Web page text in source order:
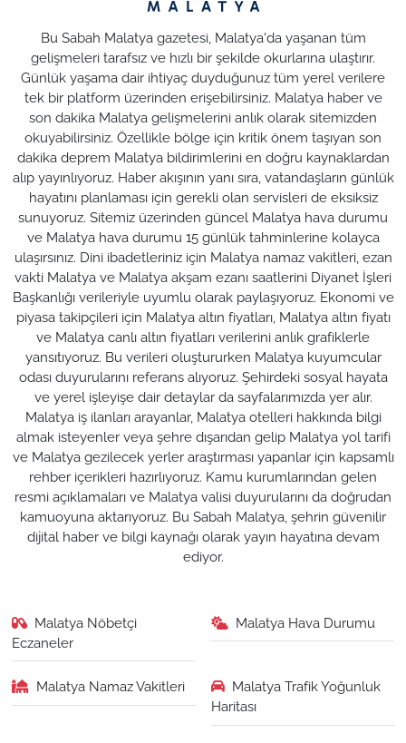
Bu Sabah Malatya gazetesi, Malatya'da yaşanan tüm
gelişmeleri tarafsız ve hızlı bir şekilde okurlarına ulaştırır.
Günlük yaşama dair ihtiyaç duyduğunuz tüm yerel verilere
tek bir platform üzerinden erişebilirsiniz. Malatya haber ve
son dakika Malatya gelişmelerini anlık olarak sitemizden
okuyabilirsiniz. Özellikle bölge için kritik önem taşıyan son
dakika deprem Malatya bildirimlerini en doğru kaynaklardan
alıp yayınlıyoruz. Haber akışının yanı sıra, vatandaşların günlük
hayatını planlaması için gerekli olan servisleri de eksiksiz
sunuyoruz. Sitemiz üzerinden güncel Malatya hava durumu
ve Malatya hava durumu 15 günlük tahminlerine kolayca
ulaşırsınız. Dini ibadetleriniz için Malatya namaz vakitleri, ezan
vakti Malatya ve Malatya akşam ezanı saatlerini Diyanet İşleri
Başkanlığı verileriyle uyumlu olarak paylaşıyoruz. Ekonomi ve
piyasa takipçileri için Malatya altın fiyatları, Malatya altın fiyatı
ve Malatya canlı altın fiyatları verilerini anlık grafiklerle
yansıtıyoruz. Bu verileri oluştururken Malatya kuyumcular
odası duyurularını referans alıyoruz. Şehirdeki sosyal hayata
ve yerel işleyişe dair detaylar da sayfalarımızda yer alır.
Malatya iş ilanları arayanlar, Malatya otelleri hakkında bilgi
almak isteyenler veya şehre dışarıdan gelip Malatya yol tarifi
ve Malatya gezilecek yerler araştırması yapanlar için kapsamlı
rehber içerikleri hazırlıyoruz. Kamu kurumlarından gelen
resmi açıklamaları ve Malatya valisi duyurularını da doğrudan
kamuoyuna aktarıyoruz. Bu Sabah Malatya, şehrin güvenilir
dijital haber ve bilgi kaynağı olarak yayın hayatına devam
ediyor.
Malatya Nöbetçi
Eczaneler
Malatya Hava Durumu
Malatya Namaz Vakitleri
Malatya Trafik Yoğunluk
Haritası